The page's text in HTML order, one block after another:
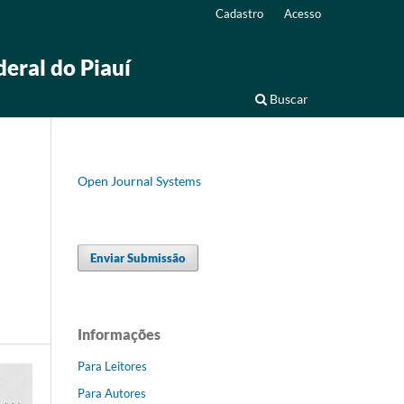
do Piauí
Buscar
Cadastro Acesso
Open Journal Systems
Enviar Submissão
Informações
Para Leitores
Para Autores